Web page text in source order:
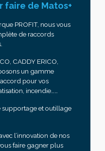
faire de Matos+
PROFIT, nous vous
de raccords
CADDY ERICO,
un gamme
pour vos
incendie……
et outillage
l’innovation de nos
faire gagner plus